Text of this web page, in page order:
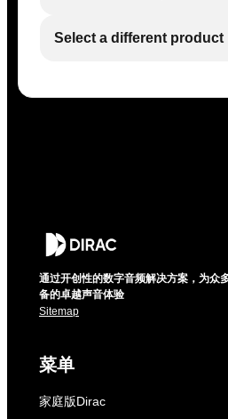
Select a different product
通过开创性的数字音频解决方案，为众
备的卓越声音体验
Sitemap
菜单
家庭版Dirac